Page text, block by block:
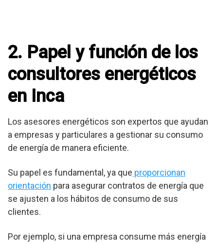
2. Papel y función de los
consultores energéticos
en Inca
Los asesores energéticos son expertos que ayudan
a empresas y particulares a gestionar su consumo
de energía de manera eficiente.
Su papel es fundamental, ya que proporcionan
orientación para asegurar contratos de energía que
se ajusten a los hábitos de consumo de sus
clientes.
Por ejemplo, si una empresa consume más energía